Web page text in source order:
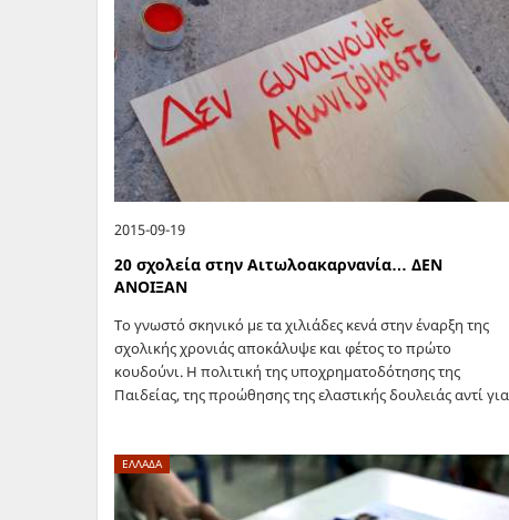
2015-09-19
20 σχολεία στην Αιτωλοακαρνανία… ΔΕΝ
ΑΝΟΙΞΑΝ
Το γνωστό σκηνικό με τα χιλιάδες κενά στην έναρξη της
σχολικής χρονιάς αποκάλυψε και φέτος το πρώτο
κουδούνι. Η πολιτική της υποχρηματοδότησης της
Παιδείας, της προώθησης της ελαστικής δουλειάς αντί για
ΕΛΛΑΔΑ